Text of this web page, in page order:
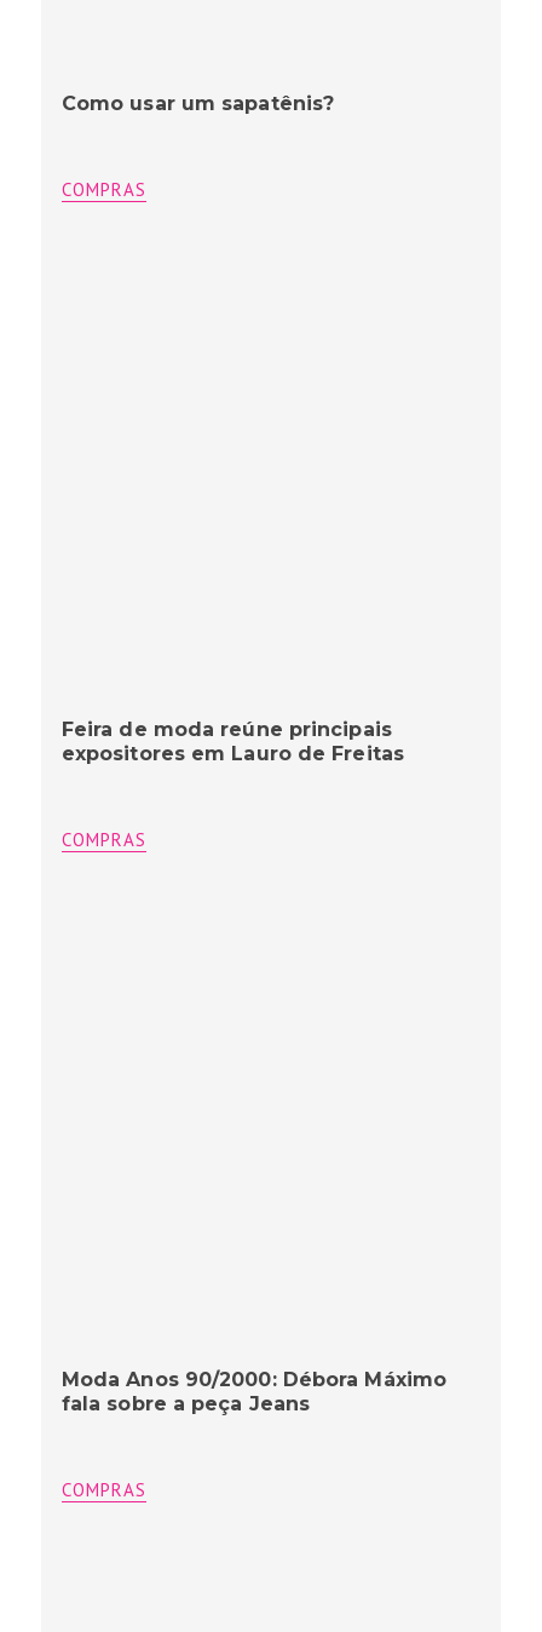
Como usar um sapatênis?
COMPRAS
Feira de moda reúne principais
expositores em Lauro de Freitas
COMPRAS
Moda Anos 90/2000: Débora Máximo
fala sobre a peça Jeans
COMPRAS